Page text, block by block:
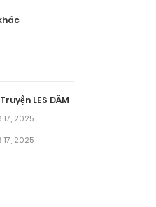
LES DÂM
2025
2025